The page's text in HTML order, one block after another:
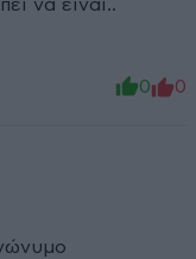
να είναι..
0 0